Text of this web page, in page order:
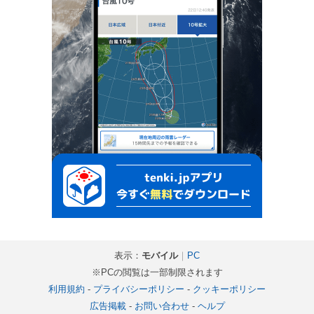
表示： モバイル｜ PC
※PCの閲覧は一部制限されます
利用規約 - プライバシーポリシー - クッキーポリシー
広告掲載- お問い合わせ- ヘルプ